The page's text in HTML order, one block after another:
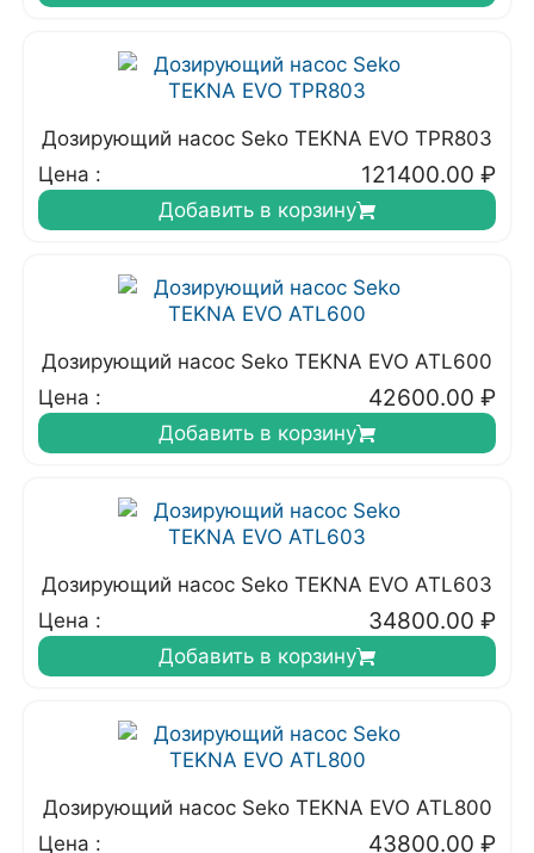
Дозирующий насос Seko TEKNA EVO TPR803
Цена :
121400.00 ₽
Добавить в корзину
Дозирующий насос Seko TEKNA EVO ATL600
Цена :
42600.00 ₽
Добавить в корзину
Дозирующий насос Seko TEKNA EVO ATL603
Цена :
34800.00 ₽
Добавить в корзину
Дозирующий насос Seko TEKNA EVO ATL800
Цена :
43800.00 ₽